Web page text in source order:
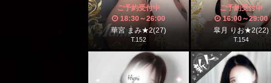
ご予約受付中
18:30～26:00
華宮 まみ★2(27)
T.152
ご予約受付中
16:00～29:00
皐月 りお★2(22)
T.154